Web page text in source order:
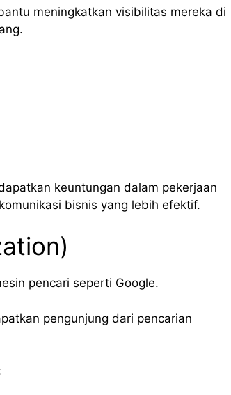
meningkatkan visibilitas mereka di
keuntungan dalam pekerjaan
bisnis yang lebih efektif.
pencari seperti Google.
pengunjung dari pencarian